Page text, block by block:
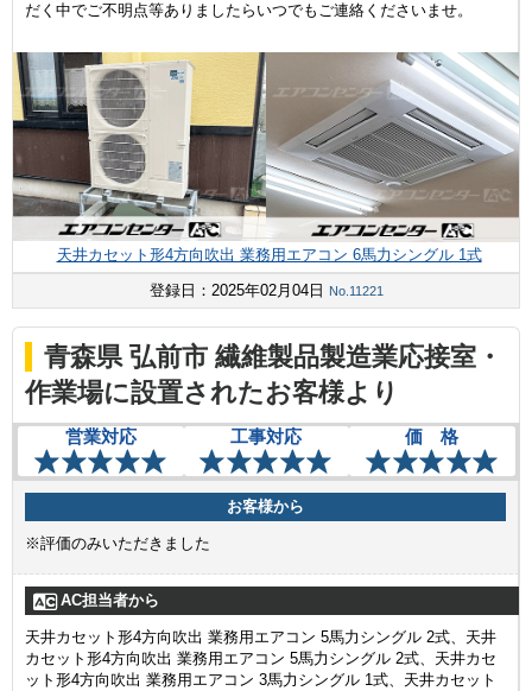
だく中でご不明点等ありましたらいつでもご連絡くださいませ。
天井カセット形4方向吹出 業務用エアコン 6馬力シングル 1式
登録日：2025年02月04日
No.11221
青森県 弘前市 繊維製品製造業応接室・
作業場に設置されたお客様より
営業対応 工事対応 価 格
お客様から
※評価のみいただきました
AC担当者から
天井カセット形4方向吹出 業務用エアコン 5馬力シングル 2式、天井
カセット形4方向吹出 業務用エアコン 5馬力シングル 2式、天井カセ
ット形4方向吹出 業務用エアコン 3馬力シングル 1式、天井カセット